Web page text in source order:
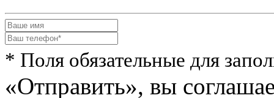
* Поля обязательные для
«Отправить», вы